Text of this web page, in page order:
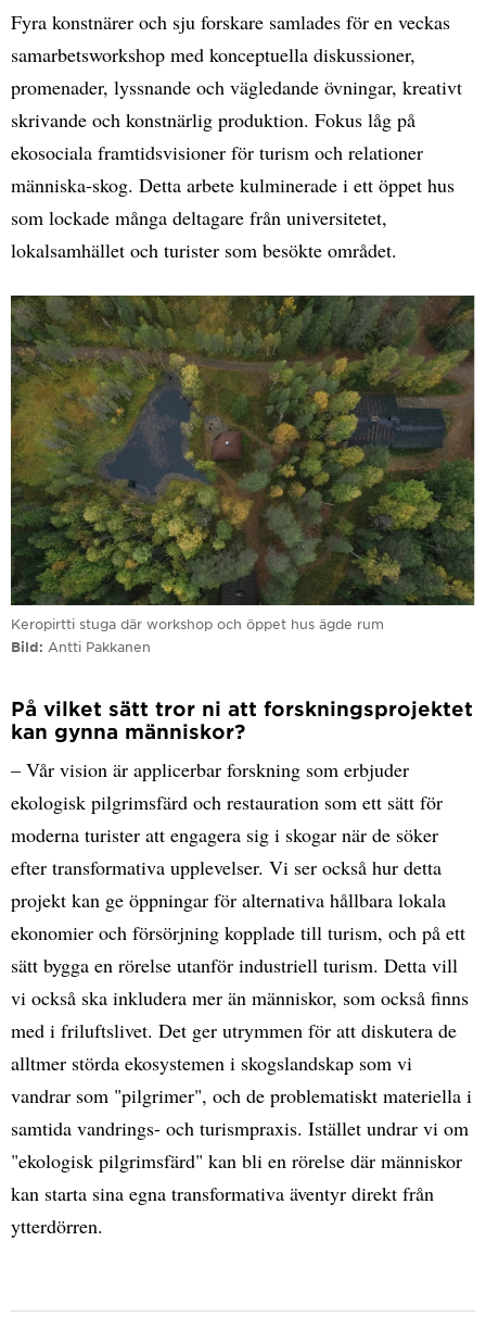
Fyra konstnärer och sju forskare samlades för en veckas
samarbetsworkshop med konceptuella diskussioner,
promenader, lyssnande och vägledande övningar, kreativt
skrivande och konstnärlig produktion. Fokus låg på
ekosociala framtidsvisioner för turism och relationer
människa-skog. Detta arbete kulminerade i ett öppet hus
som lockade många deltagare från universitetet,
lokalsamhället och turister som besökte området.
Keropirtti stuga där workshop och öppet hus ägde rum
Bild
Antti Pakkanen
På vilket sätt tror ni att forskningsprojektet
kan gynna människor?
– Vår vision är applicerbar forskning som erbjuder
ekologisk pilgrimsfärd och restauration som ett sätt för
moderna turister att engagera sig i skogar när de söker
efter transformativa upplevelser. Vi ser också hur detta
projekt kan ge öppningar för alternativa hållbara lokala
ekonomier och försörjning kopplade till turism, och på ett
sätt bygga en rörelse utanför industriell turism. Detta vill
vi också ska inkludera mer än människor, som också finns
med i friluftslivet. Det ger utrymmen för att diskutera de
alltmer störda ekosystemen i skogslandskap som vi
vandrar som "pilgrimer", och de problematiskt materiella i
samtida vandrings- och turismpraxis. Istället undrar vi om
"ekologisk pilgrimsfärd" kan bli en rörelse där människor
kan starta sina egna transformativa äventyr direkt från
ytterdörren.